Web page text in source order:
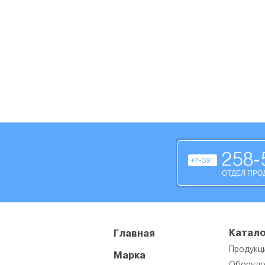
+7-391
ОТДЕЛ
Главная
Марка